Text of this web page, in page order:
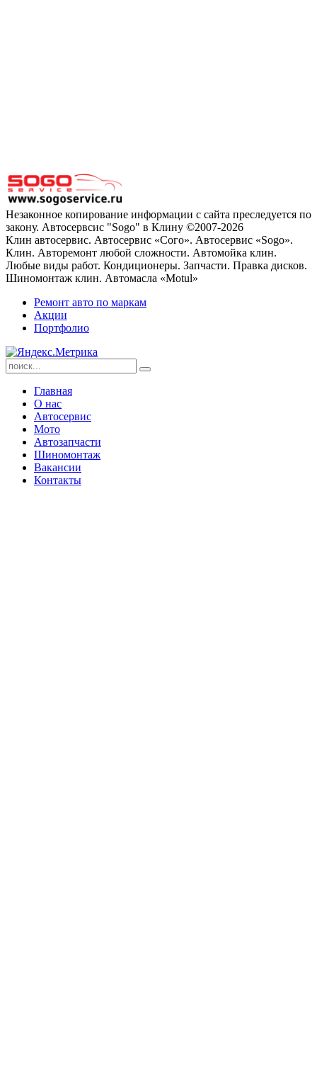
Незаконное копирование информации с сайта преследуется по
закону. Автосервсис "Sogo" в Клину ©2007-2026
Клин автосервис. Автосервис «Сого». Автосервис «Sogo».
Клин. Авторемонт любой сложности. Автомойка клин.
Любые виды работ. Кондиционеры. Запчасти. Правка дисков.
Шиномонтаж клин. Автомасла «Motul»
Ремонт авто по маркам
Акции
Портфолио
Главная
О нас
Автосервис
Мото
Автозапчасти
Шиномонтаж
Вакансии
Контакты